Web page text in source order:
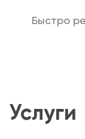
Быстро
Услуги